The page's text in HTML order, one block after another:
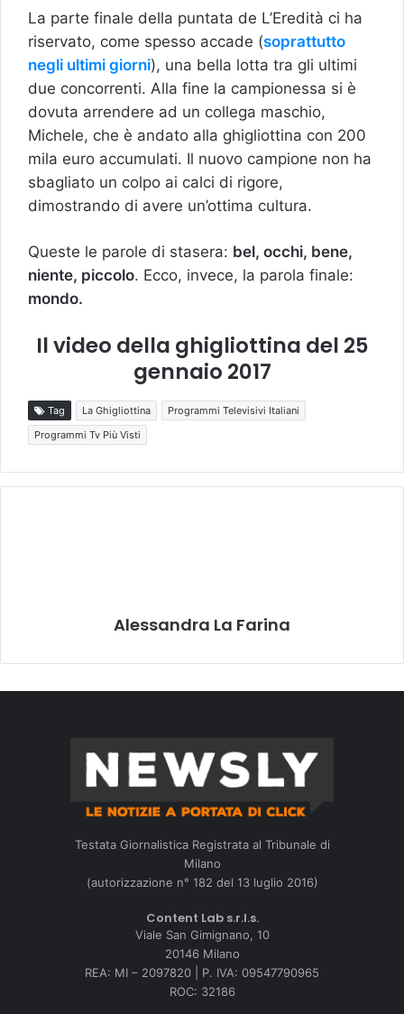
La parte finale della puntata de L’Eredità ci ha
riservato, come spesso accade (soprattutto
negli ultimi giorni), una bella lotta tra gli ultimi
due concorrenti. Alla fine la campionessa si è
dovuta arrendere ad un collega maschio,
Michele, che è andato alla ghigliottina con 200
mila euro accumulati. Il nuovo campione non ha
sbagliato un colpo ai calci di rigore,
dimostrando di avere un’ottima cultura.
Queste le parole di stasera: bel, occhi, bene,
niente, piccolo. Ecco, invece, la parola finale:
mondo.
Il video della ghigliottina del 25
gennaio 2017
Tag La Ghigliottina
Programmi Televisivi Italiani
Programmi Tv Più Visti
Alessandra La Farina
Testata Giornalistica Registrata al Tribunale di
Milano
(autorizzazione n° 182 del 13 luglio 2016)
Content Lab s.r.l.s.
Viale San Gimignano, 10
20146 Milano
REA: MI – 2097820 | P. IVA: 09547790965
ROC: 32186